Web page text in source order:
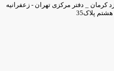
جاده یزد کرمان _ دفتر مرکزی تهران - زعفرانیه
پلاک35